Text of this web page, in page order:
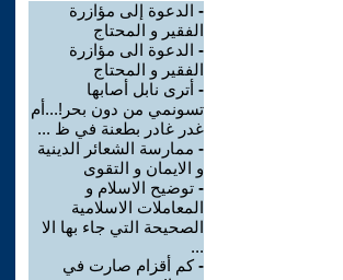
- الدعوة إلى مؤازرة
الفقير و المحتاج
- الدعوة الى مؤازرة
الفقير و المحتاج
- أترى نابل أصابها
تسونمي من دون بحر!...أم
غدر غادر بطعنة في ظ ...
- ممارسة الشعائر الدينية
و الايمان و التقوى
- توضيح الاسلام و
المعاملات الاسلامية
الصحيحة التي جاء بها الا
...
-كم أقزام صارت في